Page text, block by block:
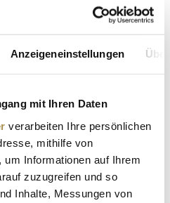
Anzeigeneinstellungen
mit Ihren Daten
verarbeiten Ihre persönlichen
mithilfe von
um Informationen auf Ihrem
zuzugreifen und so
Inhalte, Messungen von